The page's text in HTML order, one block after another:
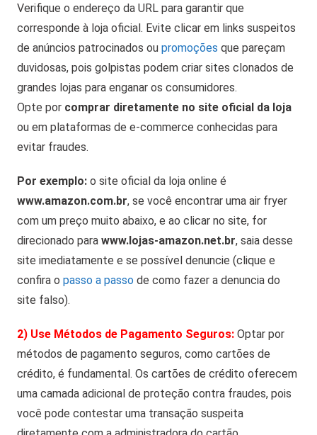
Verifique o endereço da URL para garantir que
corresponde à loja oficial. Evite clicar em links suspeitos
de anúncios patrocinados ou promoções que pareçam
duvidosas, pois golpistas podem criar sites clonados de
grandes lojas para enganar os consumidores.
Opte por comprar diretamente no site oficial da loja
ou em plataformas de e-commerce conhecidas para
evitar fraudes.
Por exemplo: o site oficial da loja online é
www.amazon.com.br, se você encontrar uma air fryer
com um preço muito abaixo, e ao clicar no site, for
direcionado para www.lojas-amazon.net.br, saia desse
site imediatamente e se possível denuncie (clique e
confira o passo a passo de como fazer a denuncia do
site falso).
2) Use Métodos de Pagamento Seguros: Optar por
métodos de pagamento seguros, como cartões de
crédito, é fundamental. Os cartões de crédito oferecem
uma camada adicional de proteção contra fraudes, pois
você pode contestar uma transação suspeita